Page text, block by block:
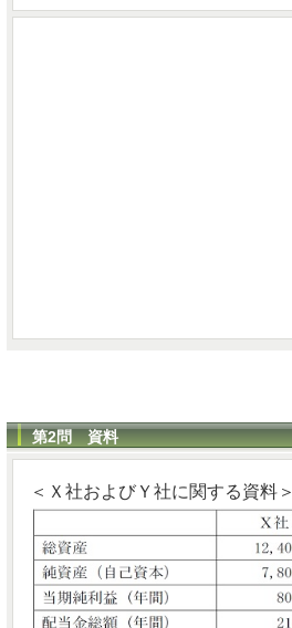
第2問 資料
＜Ｘ社およびＹ社に関する資料＞